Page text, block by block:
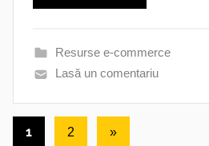
Resurse e-commerce
Lasă un comentariu
Paginație
1 2
Următoarele
»